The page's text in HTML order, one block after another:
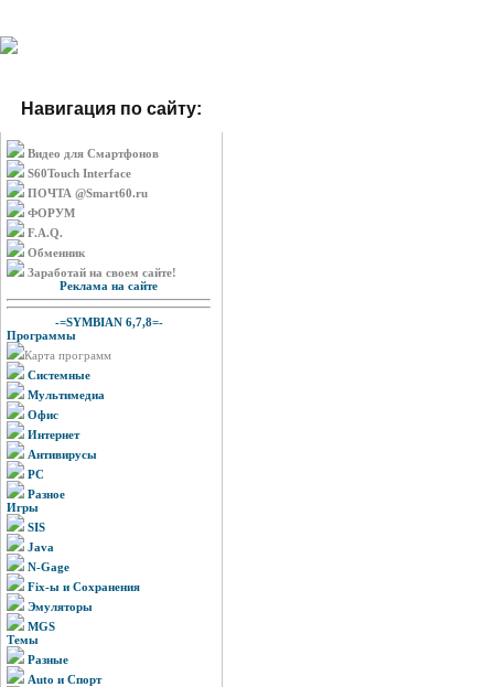
Навигация по сайту:
Видео для Смартфонов
S60Touch Interface
ПОЧТА @Smart60.ru
ФОРУМ
F.A.Q.
Обменник
Заработай на своем сайте!
Реклама на сайте
-=SYMBIAN 6,7,8=-
Программы
Карта программ
Системные
Мультимедиа
Офис
Интернет
Антивирусы
PC
Разное
Игры
SIS
Java
N-Gage
Fix-ы и Сохранения
Эмуляторы
MGS
Темы
Разные
Auto и Спорт